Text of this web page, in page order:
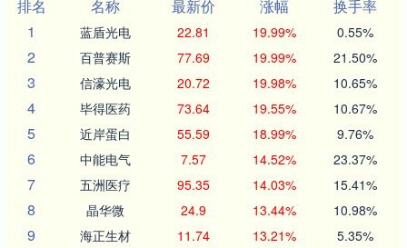
排名
名称 最新价 涨幅
换手率
1
蓝盾光电 22.81 19.99% 0.55%
2 百普赛斯 77.69 19.99% 21.50%
3 信濠光电 20.72 19.98% 10.65%
4 毕得医药 73.64 19.55% 10.67%
5 近岸蛋白 55.59 18.99% 9.76%
6 中能电气 7.57 14.52% 23.37%
7 五洲医疗 95.35 14.03% 15.41%
8 晶华微 24.9 13.44% 10.98%
9 海正生材 11.74 13.21% 5.35%